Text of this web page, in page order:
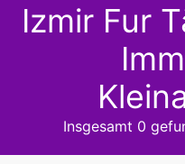
Izmir Fur
Insgesamt 0